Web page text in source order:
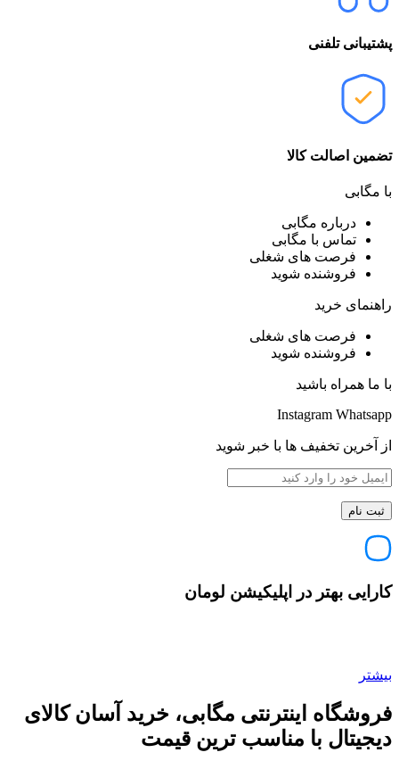
پشتیبانی تلفنی
تضمین اصالت کالا
با مگابی
درباره مگابی
تماس با مگابی
فرصت های شغلی
فروشنده شوید
راهنمای خرید
فرصت های شغلی
فروشنده شوید
با ما همراه باشید
Instagram Whatsapp
از آخرین تخفیف ها با خبر شوید
کارایی بهتر در اپلیکیشن لومان
بیشتر
فروشگاه اینترنتی مگابی، خرید آسان کالای
دیجیتال با مناسب ترین قیمت